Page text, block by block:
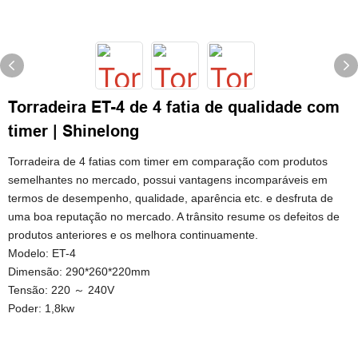
Torradeira ET-4 de 4 fatia de qualidade com
timer | Shinelong
Torradeira de 4 fatias com timer em comparação com produtos
semelhantes no mercado, possui vantagens incomparáveis ​​em
termos de desempenho, qualidade, aparência etc. e desfruta de
uma boa reputação no mercado. A trânsito resume os defeitos de
produtos anteriores e os melhora continuamente.
Modelo: ET-4
Dimensão: 290*260*220mm
Tensão: 220 ～ 240V
Poder: 1,8kw